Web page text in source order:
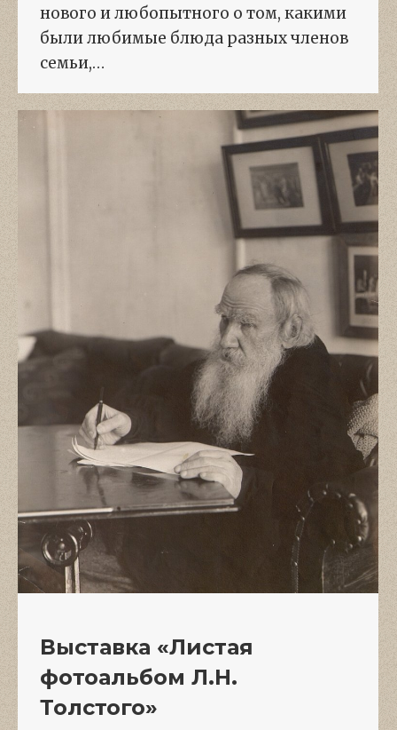
нового и любопытного о том, какими
были любимые блюда разных членов
семьи,…
Выставка «Листая
фотоальбом Л.Н.
Толстого»